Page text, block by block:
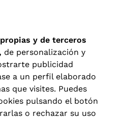
y de terceros
de personalización y
publicidad
a un perfil elaborado
que visites. Puedes
pulsando el botón
o rechazar su uso